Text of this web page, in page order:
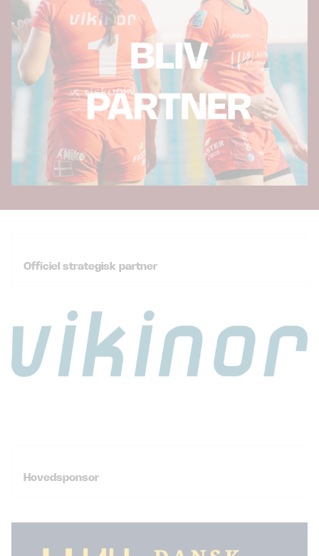
Officiel strategisk partner
Hovedsponsor